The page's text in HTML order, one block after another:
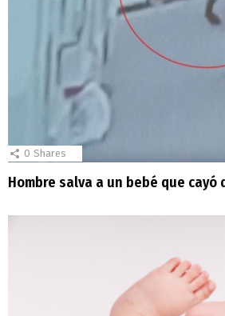
0 Shares
Hombre salva a un bebé que cayó